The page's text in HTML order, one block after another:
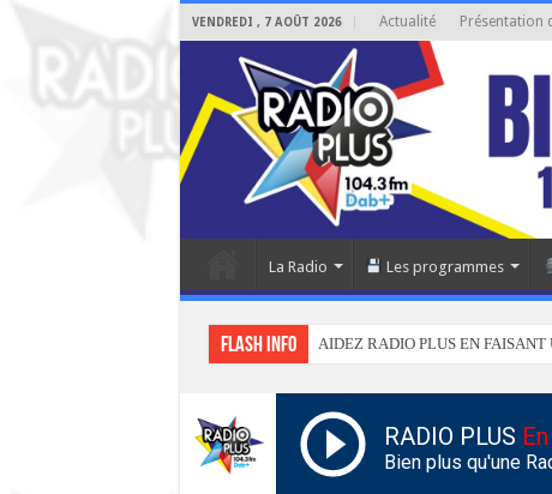
VENDREDI , 7 AOÛT 2026 Actualité Présentation
La Radio Les programmes
Flash info AIDEZ RADIO PLUS EN
RADIO PLUS
Bien plus qu'une